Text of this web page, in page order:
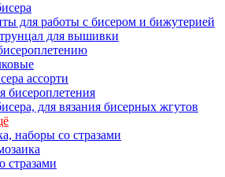
для работы с бисером и бижутерией
для вышивки
ассорти
бисероплетения
для вязания бисерных жгутов
наборы со стразами
стразами